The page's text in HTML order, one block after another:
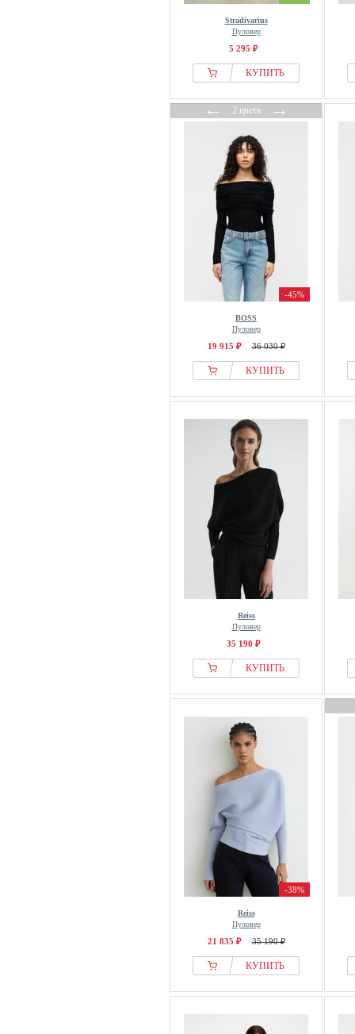
Stradivarius
Пуловер
5 295 ₽
КУПИТЬ
←2 цвета→
-45%
BOSS
Пуловер
19 915 ₽ 36 030 ₽
КУПИТЬ
Reiss
Пуловер
35 190 ₽
КУПИТЬ
-38%
Reiss
Пуловер
21 835 ₽ 35 190 ₽
КУПИТЬ